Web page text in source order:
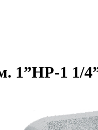
1”НР-1 1/